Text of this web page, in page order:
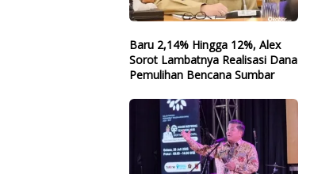
Baru 2,14% Hingga 12%, Alex
Sorot Lambatnya Realisasi Dana
Pemulihan Bencana Sumbar